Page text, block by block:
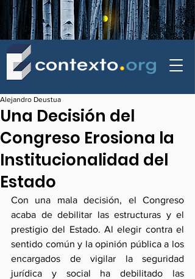
Una Decisión del
Congreso Erosiona la
Institucionalidad del
Estado
Alejandro Deustua
Con una mala decisión, el Congreso
acaba de debilitar las estructuras y el
prestigio del Estado. Al elegir contra el
sentido común y la opinión pública a los
encargados de vigilar la seguridad
jurídica y social ha debilitado las